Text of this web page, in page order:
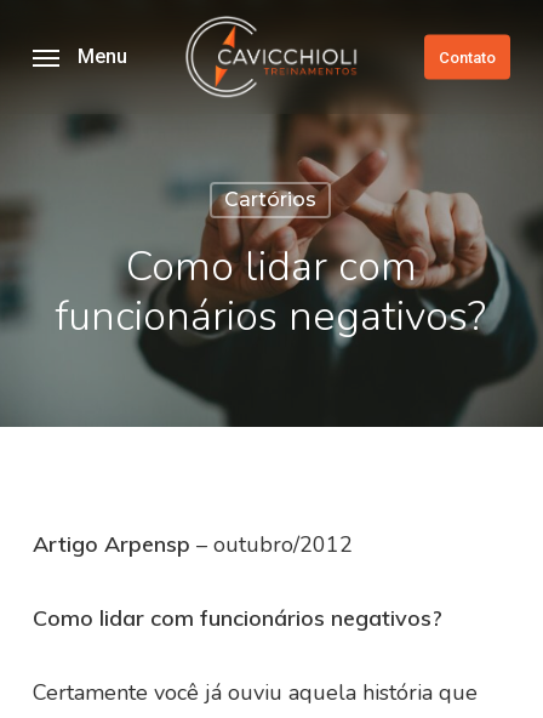
Contato
Menu
Cartórios
Como lidar com
funcionários negativos?
Artigo Arpensp – outubro/2012
Como lidar com funcionários negativos?
Certamente você já ouviu aquela história que